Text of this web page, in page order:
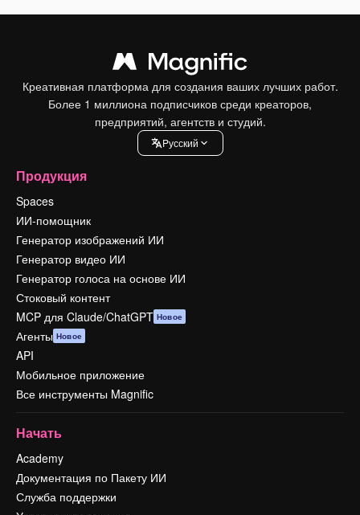
Креативная платформа для создания ваших лучших работ.
Более 1 миллиона подписчиков среди креаторов,
предприятий, агентств и студий.
Pусский
Продукция
Spaces
ИИ-помощник
Генератор изображений ИИ
Генератор видео ИИ
Генератор голоса на основе ИИ
Стоковый контент
MCP для Claude/ChatGPT Новое
Агенты Новое
API
Мобильное приложение
Все инструменты Magnific
Начать
Academy
Документация по Пакету ИИ
Служба поддержки